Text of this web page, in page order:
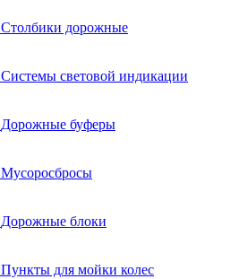
Столбики дорожные
Системы световой индикации
Дорожные буферы
Мусоросбросы
Дорожные блоки
Пункты для мойки колес